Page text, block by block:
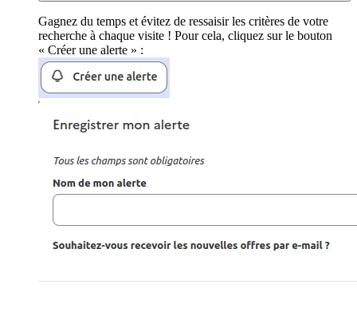
Gagnez du temps et évitez de ressaisir les critères de votre
recherche à chaque visite ! Pour cela, cliquez sur le bouton
« Créer une alerte » :